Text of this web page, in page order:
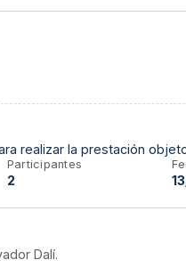
realizar la prestación
Participantes
2
Dalí.